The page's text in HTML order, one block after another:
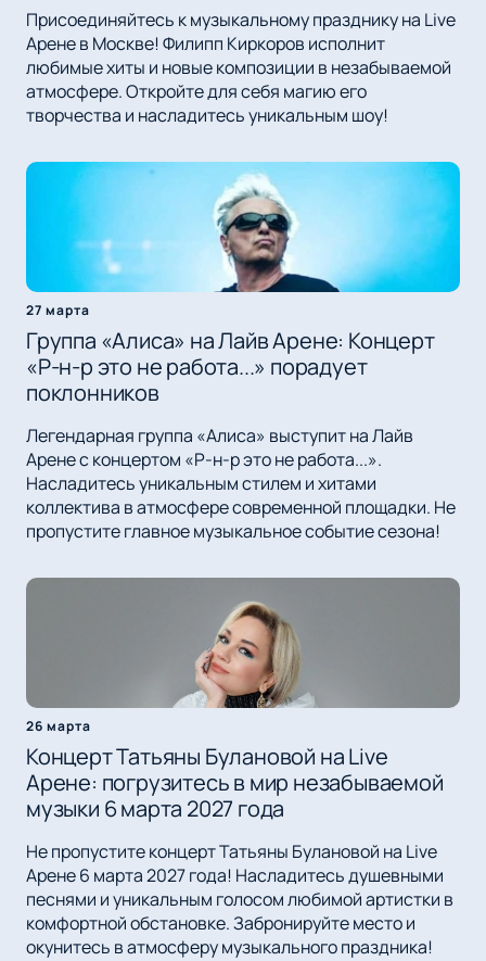
Присоединяйтесь к музыкальному празднику на Live
Арене в Москве! Филипп Киркоров исполнит
любимые хиты и новые композиции в незабываемой
атмосфере. Откройте для себя магию его
творчества и насладитесь уникальным шоу!
27 марта
Группа «Алиса» на Лайв Арене: Концерт
«Р-н-р это не работа...» порадует
поклонников
Легендарная группа «Алиса» выступит на Лайв
Арене с концертом «Р-н-р это не работа...».
Насладитесь уникальным стилем и хитами
коллектива в атмосфере современной площадки. Не
пропустите главное музыкальное событие сезона!
26 марта
Концерт Татьяны Булановой на Live
Арене: погрузитесь в мир незабываемой
музыки 6 марта 2027 года
Не пропустите концерт Татьяны Булановой на Live
Арене 6 марта 2027 года! Насладитесь душевными
песнями и уникальным голосом любимой артистки в
комфортной обстановке. Забронируйте место и
окунитесь в атмосферу музыкального праздника!